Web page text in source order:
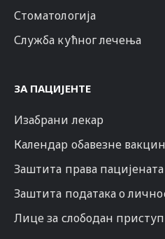
Стоматологија
Служба кућног лечења
ЗА ПАЦИЈЕНТЕ
Изабрани лекар
Календар обавезне
Заштита права пацијената
Заштита података о
Лице за слободан